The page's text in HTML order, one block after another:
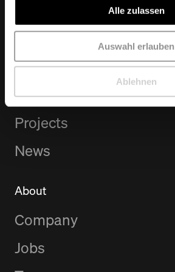
Alle zulassen
Auswahl erlauben
Ablehnen
Browse
Services
Projects
News
About
Company
Jobs